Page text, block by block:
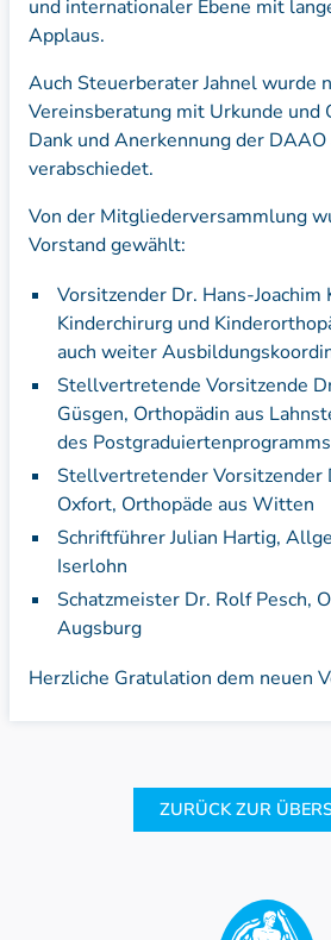
und internationaler Ebene mit
Applaus.
Auch Steuerberater Jahnel wurde
Vereinsberatung mit Urkunde und
Dank und Anerkennung der
verabschiedet.
Von der Mitgliederversammlung
Vorstand gewählt:
Vorsitzender Dr. Hans-Joachim
Kinderchirurg und
auch weiter
Stellvertretende Vorsitzende
Güsgen, Orthopädin aus
des Postgraduiertenprogramms
Stellvertretender Vorsitzender
Oxfort, Orthopäde aus Witten
Schriftführer Julian Hartig,
Iserlohn
Schatzmeister Dr. Rolf Pesch,
Augsburg
Herzliche Gratulation dem neuen
ZURÜCK ZUR